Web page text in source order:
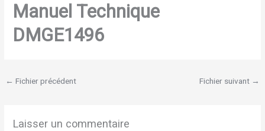
Manuel Technique
DMGE1496
← Fichier précédent Fichier suivant →
Laisser un commentaire